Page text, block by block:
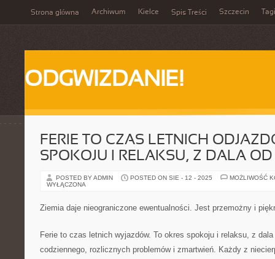
Strona główna Archiwum Kielce Spis Treści Szczecin Tagi
ODGWIZDANIE!
FERIE TO CZAS LETNICH
SPOKOJU I RELAKSU, Z DALA
POSTED BY ADMIN POSTED ON SIE - 12 - 2025
MOŻLIWOŚĆ
WYŁĄCZONA
Ziemia daje nieograniczone ewentualności. Jest przemożny i
Ferie to czas letnich wyjazdów. To okres spokoju i relaksu, z
codziennego, rozlicznych problemów i zmartwień. Każdy z